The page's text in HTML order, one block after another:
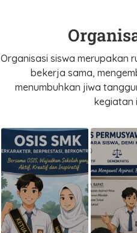
Organisasi siswa merupakan
bekerja sama,
menumbuhkan jiwa
kegiatan